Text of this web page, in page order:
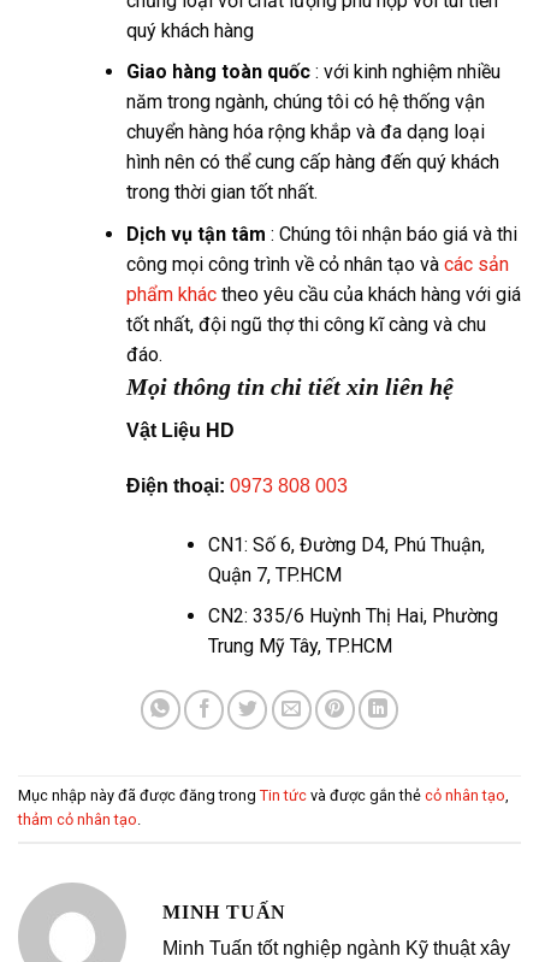
quý khách hàng
Giao hàng toàn quốc: với kinh nghiệm nhiều
năm trong ngành, chúng tôi có hệ thống vận
chuyển hàng hóa rộng khắp và đa dạng loại
hình nên có thể cung cấp hàng đến quý khách
trong thời gian tốt nhất.
Dịch vụ tận tâm : Chúng tôi nhận báo giá và thi
công mọi công trình về cỏ nhân tạo và các sản
phẩm kháctheo yêu cầu của khách hàng với giá
tốt nhất, đội ngũ thợ thi công kĩ càng và chu
đáo.
Mọi thông tin chi tiết xin liên hệ
Vật Liệu HD
Điện thoại: 0973 808 003
CN1: Số 6, Đường D4, Phú Thuận,
Quận 7, TP.HCM
CN2: 335/6 Huỳnh Thị Hai, Phường
Trung Mỹ Tây, TP.HCM
Mục nhập này đã được đăng trong Tin tức và được gắn thẻ cỏ nhân tạo
thảm cỏ nhân tạo
MINH TUẤN
Minh Tuấn tốt nghiệp ngành Kỹ thuật xây